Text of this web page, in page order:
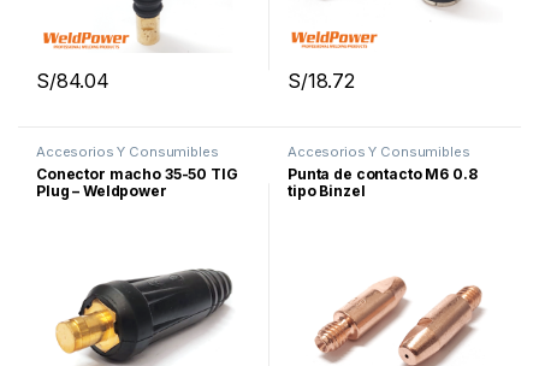
S/84.04 S/18.72
Accesorios Y Consumibles
Manual
Conector macho 35-50 TIG
Plug – Weldpower
Accesorios Y Consumibles
Punta de contacto M6 0.8
tipo Binzel